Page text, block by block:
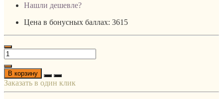
Нашли дешевле?
Цена в бонусных баллах: 3615
В корзину
Заказать в один клик